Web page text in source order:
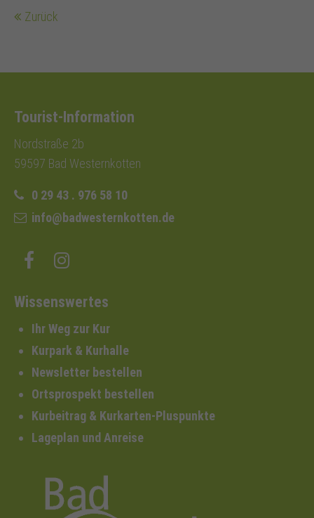
Zurück
Tourist-Information
Nordstraße 2b
59597 Bad Westernkotten
0 29 43 . 976 58 10
info@badwesternkotten.de
Wissenswertes
Ihr Weg zur Kur
Kurpark & Kurhalle
Newsletter bestellen
Ortsprospekt bestellen
Kurbeitrag & Kurkarten-Pluspunkte
Lageplan und Anreise